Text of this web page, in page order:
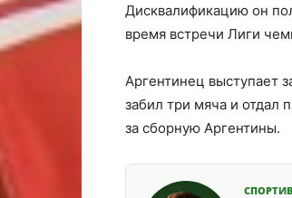
Дисквалификацию он
время встречи Лиги
Аргентинец выступает
забил три мяча и отдал
за сборную Аргентины.